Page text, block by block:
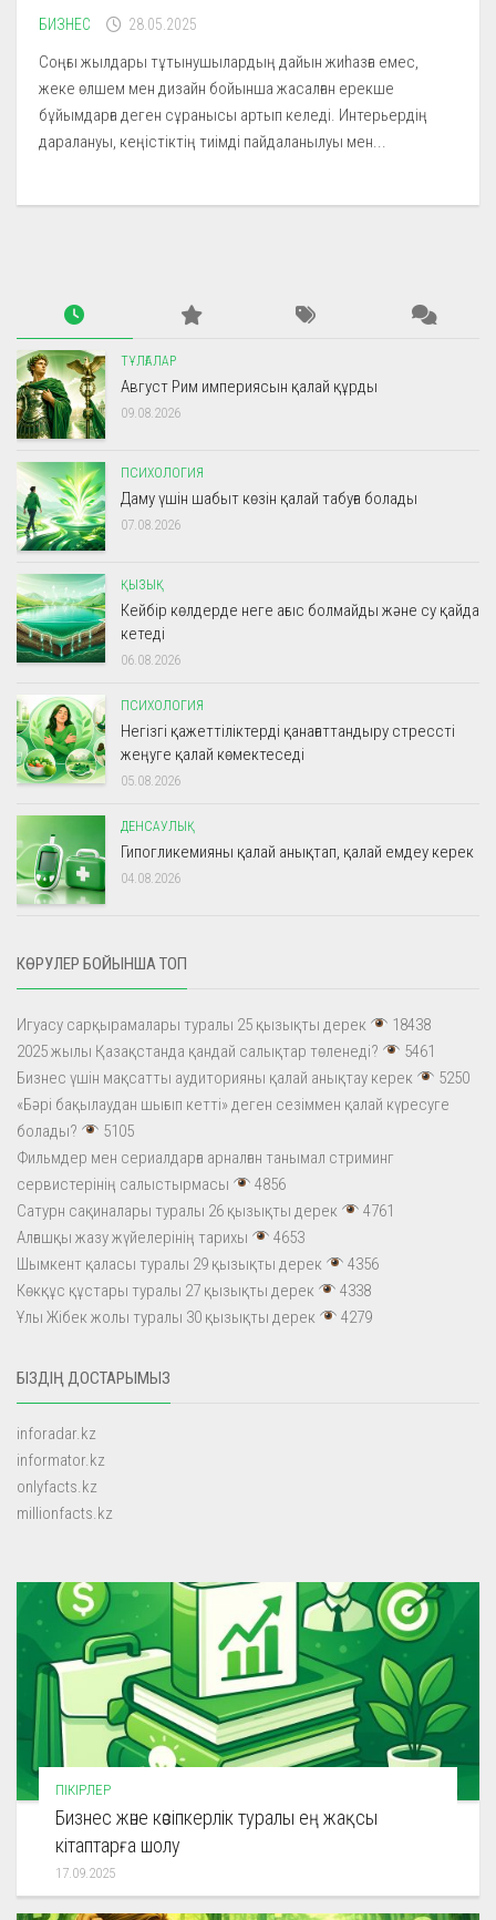
БИЗНЕС 28.05.2025
Соңғы жылдары тұтынушылардың дайын жиһазға емес,
жеке өлшем мен дизайн бойынша жасалған ерекше
бұйымдарға деген сұранысы артып келеді. Интерьердің
даралануы, кеңістіктің тиімді пайдаланылуы мен...
ТҰЛҒАЛАР
Август Рим империясын қалай құрды
09.08.2026
ПСИХОЛОГИЯ
Даму үшін шабыт көзін қалай табуға болады
07.08.2026
ҚЫЗЫҚ
Кейбір көлдерде неге ағыс болмайды және су қайда
кетеді
06.08.2026
ПСИХОЛОГИЯ
Негізгі қажеттіліктерді қанағаттандыру стрессті
жеңуге қалай көмектеседі
05.08.2026
ДЕНСАУЛЫҚ
Гипогликемияны қалай анықтап, қалай емдеу керек
04.08.2026
КӨРУЛЕР БОЙЫНША ТОП
Игуасу сарқырамалары туралы 25 қызықты дерек
18438
2025 жылы Қазақстанда қандай салықтар төленеді?
5461
Бизнес үшін мақсатты аудиторияны қалай анықтау керек
5250
«Бәрі бақылаудан шығып кетті» деген сезіммен қалай күресуге
болады?
5105
Фильмдер мен сериалдарға арналған танымал стриминг
сервистерінің салыстырмасы
4856
Сатурн сақиналары туралы 26 қызықты дерек
4761
Алғашқы жазу жүйелерінің тарихы
4653
Шымкент қаласы туралы 29 қызықты дерек
4356
Көкқұс құстары туралы 27 қызықты дерек
4338
Ұлы Жібек жолы туралы 30 қызықты дерек
4279
БІЗДІҢ ДОСТАРЫМЫЗ
inforadar.kz
informator.kz
onlyfacts.kz
millionfacts.kz
ПІКІРЛЕР
Бизнес және кәсіпкерлік туралы ең жақсы
кітаптарға шолу
17.09.2025